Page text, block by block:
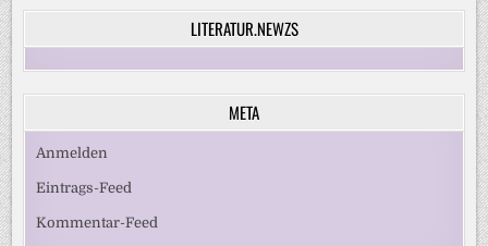
LITERATUR.NEWZS
META
Anmelden
Eintrags-Feed
Kommentar-Feed